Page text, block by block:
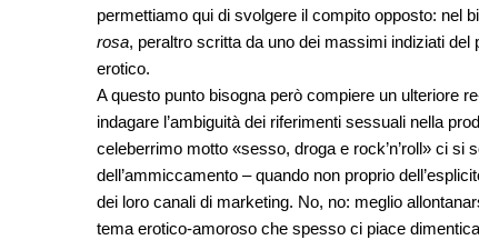
permettiamo qui di svolgere il compito opposto: nel
rosa, peraltro scritta da uno dei massimi indiziati
erotico.
A questo punto bisogna però compiere un ulteriore
indagare l’ambiguità dei riferimenti sessuali nella
celeberrimo motto «sesso, droga e rock’n’roll» ci
dell’ammiccamento – quando non proprio
dei loro canali di marketing. No, no: meglio
tema erotico-amoroso che spesso ci piace